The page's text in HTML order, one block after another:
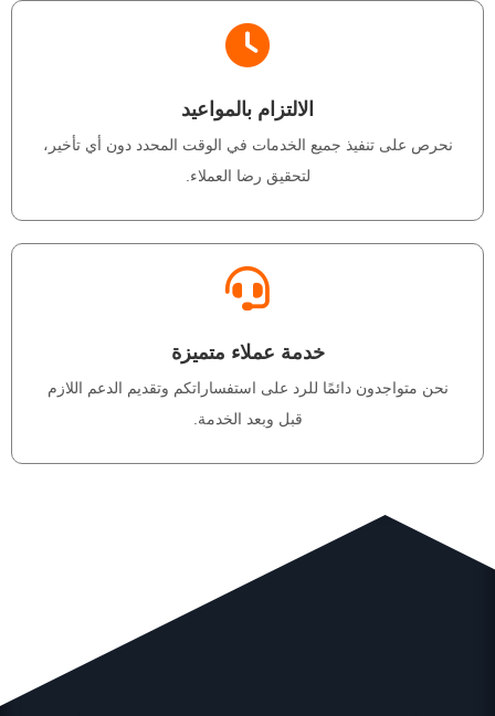
الالتزام بالمواعيد
نحرص على تنفيذ جميع الخدمات في الوقت المحدد دون أي تأخير،
لتحقيق رضا العملاء.
خدمة عملاء متميزة
نحن متواجدون دائمًا للرد على استفساراتكم وتقديم الدعم اللازم
قبل وبعد الخدمة.